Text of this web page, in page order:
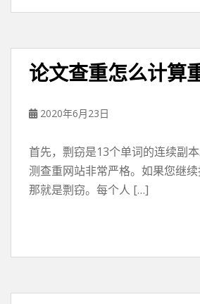
论文查重怎么计算
2020年6月23日
首先，剽窃是13个单词的连续副
测查重网站非常严格。如果您继续
那就是剽窃。每个人 […]